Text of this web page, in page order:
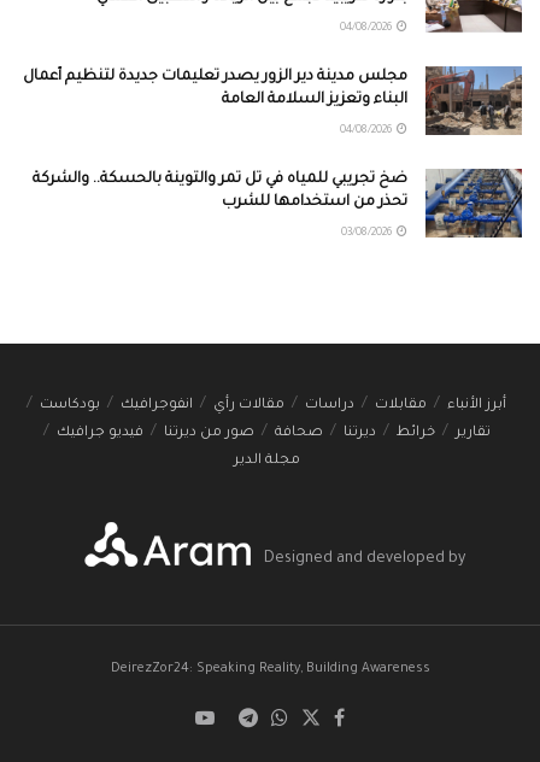
مجلس مدينة دير الزور يصدر تعليمات جديدة لتنظيم أعمال
البناء وتعزيز السلامة العامة
ضخ تجريبي للمياه في تل تمر والتوينة بالحسكة.. والشركة
تحذر من استخدامها للشرب
أبرز الأنباء مقابلات دراسات مقالات رأي انفوجرافيك
بودكاست
تقارير
خرائط ديرتنا صحافة صور من ديرتنا
فيديو جرافيك
مجلة الدير
Designed and developed by
DeirezZor24: Speaking Reality, Building Awareness